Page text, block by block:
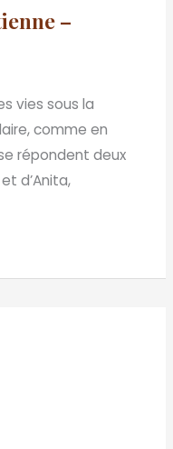
–
vies sous la
comme en
répondent deux
d’Anita,